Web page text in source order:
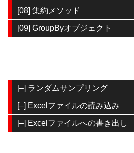
[08] 集約メソッド
[09] GroupByオブジェクト
[–] ランダムサンプリング
[–] Excelファイルの読み込み
[–] Excelファイルへの書き出し